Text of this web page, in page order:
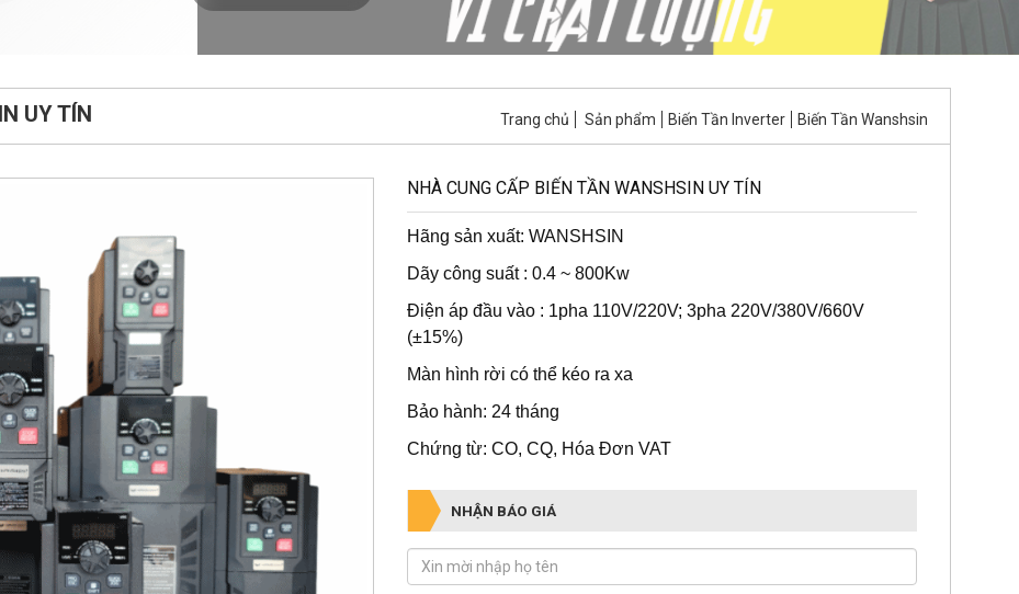
UY TÍN Trang chủ Sản phẩm Biến Tần Inverter Biến Tần Wanshsin
NHÀ CUNG CẤP BIẾN TẦN WANSHSIN UY TÍN
Hãng sản xuất: WANSHSIN
Dãy công suất : 0.4 ~ 800Kw
Điện áp đầu vào : 1pha 110V/220V; 3pha 220V/380V/660V
(±15%)
Màn hình rời có thể kéo ra xa
Bảo hành: 24 tháng
Chứng từ: CO, CQ, Hóa Đơn VAT
NHẬN BÁO GIÁ